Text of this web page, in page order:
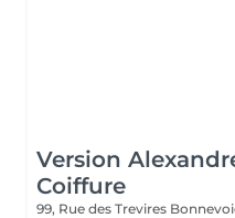
Version
Coiffure
99, Rue des Trevires